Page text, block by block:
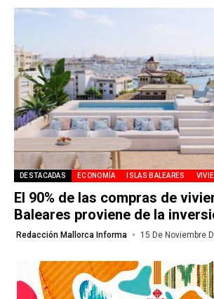
DESTACADAS ECONOMÍA ISLAS BALEARES
El 90% de las compras de
Baleares proviene de la
Redacción Mallorca Informa 15 De Noviembre